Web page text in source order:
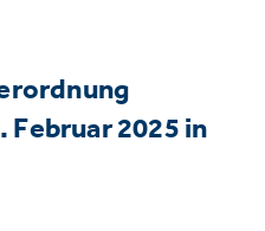
Februar 2025 in